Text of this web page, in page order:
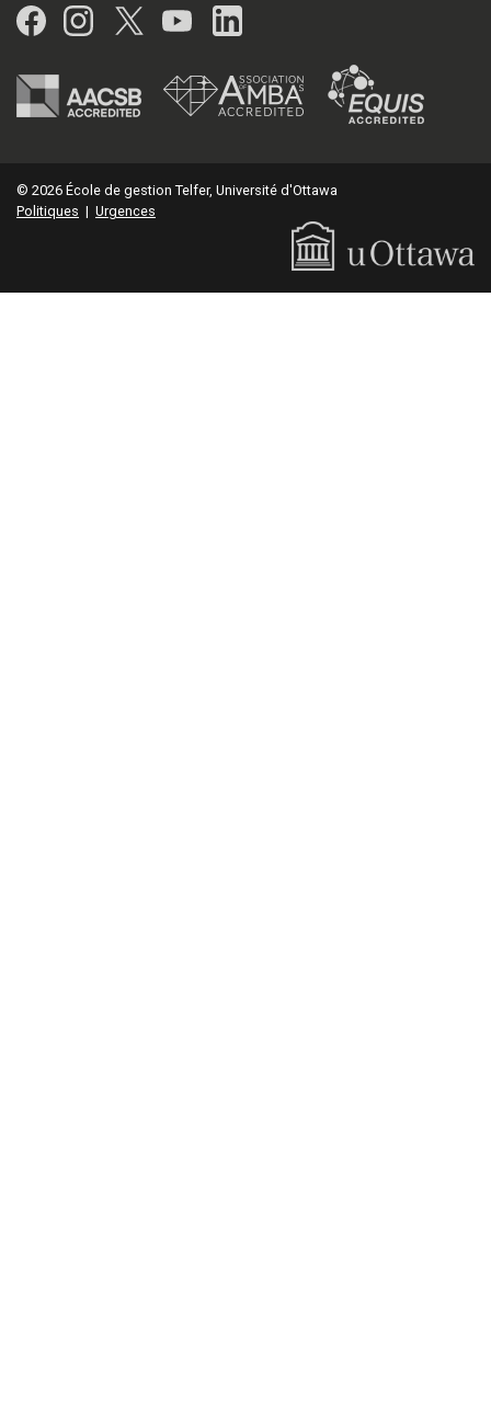
Facebook
Instagram
Twitter
YouTubeLinkedIn
© 2026 École de gestion Telfer, Université d'Ottawa
Politiques | Urgences